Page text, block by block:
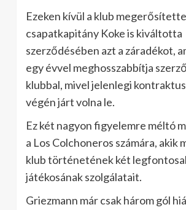
Ezeken kívül a klub
csapatkapitány Koke is kiváltotta
szerződésében azt a záradékot,
egy évvel meghosszabbítja
klubbal, mivel jelenlegi
végén járt volna le.
Ez két nagyon figyelemre méltó
a Los Colchoneros számára, akik
klub történetének két
játékosának szolgálatait.
Griezmann már csak három gól